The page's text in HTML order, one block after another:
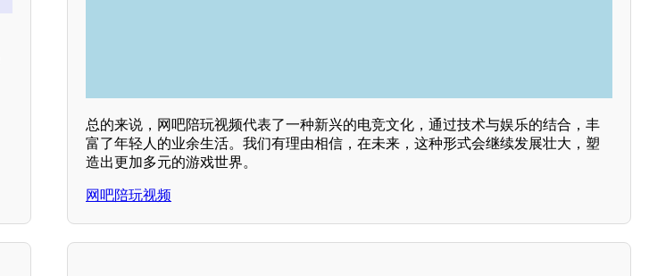
总的来说，网吧陪玩视频代表了一种新兴的电竞文化，通过技术与娱乐的结合，丰
富了年轻人的业余生活。我们有理由相信，在未来，这种形式会继续发展壮大，塑
造出更加多元的游戏世界。
网吧陪玩视频